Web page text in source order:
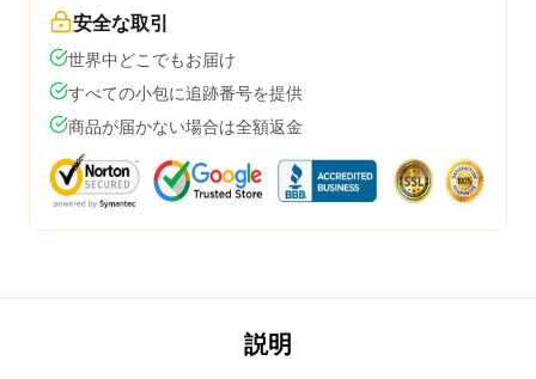
安全な取引
世界中どこでもお届け
すべての小包に追跡番号を提供
商品が届かない場合は全額返金
説明